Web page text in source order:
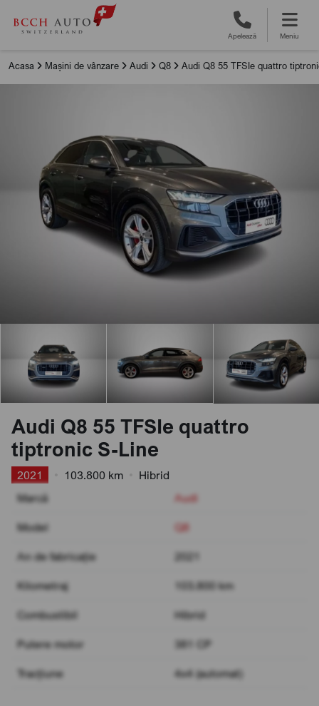
Apelează Meniu
Acasa Mașini de vânzare Audi Q8 Audi Q8 55 TFSIe quattro
Audi Q8 55 TFSIe quattro
tiptronic S-Line
2021 103.800 km
Hibrid
Marcă
Audi
Model Q8
An de fabricație 2021
Kilometraj 103.800 km
Combustibil Hibrid
Putere motor 381 CP
Tracțiune 4x4 (automat)